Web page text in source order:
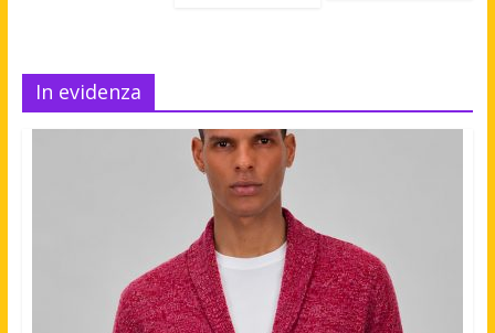
In evidenza